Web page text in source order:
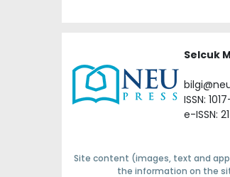
Selcuk
ISSN:
e-ISSN:
Site content (images, text and
the information on the